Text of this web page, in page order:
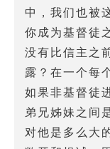
中，我们也被
你成为基督徒
没有比信主之
露？在一个每
如果非基督徒
弟兄姊妹之间
对他是多么大